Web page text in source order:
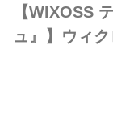
【WIXOSS
ュ』】ウィ